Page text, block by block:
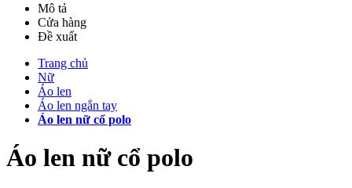
Mô tả
Cửa hàng
Đề xuất
Trang chủ
Nữ
Áo len
Áo len ngắn tay
Áo len nữ cổ polo
Áo len nữ cổ polo